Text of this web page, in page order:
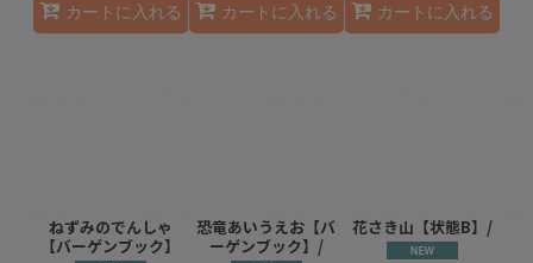
カートに入れる カートに入れる カートに入れる
ねずみのでんしゃ
【バーゲンブック】
恐竜あいうえお【バ
ーゲンブック】/
花さき山【状態B】/